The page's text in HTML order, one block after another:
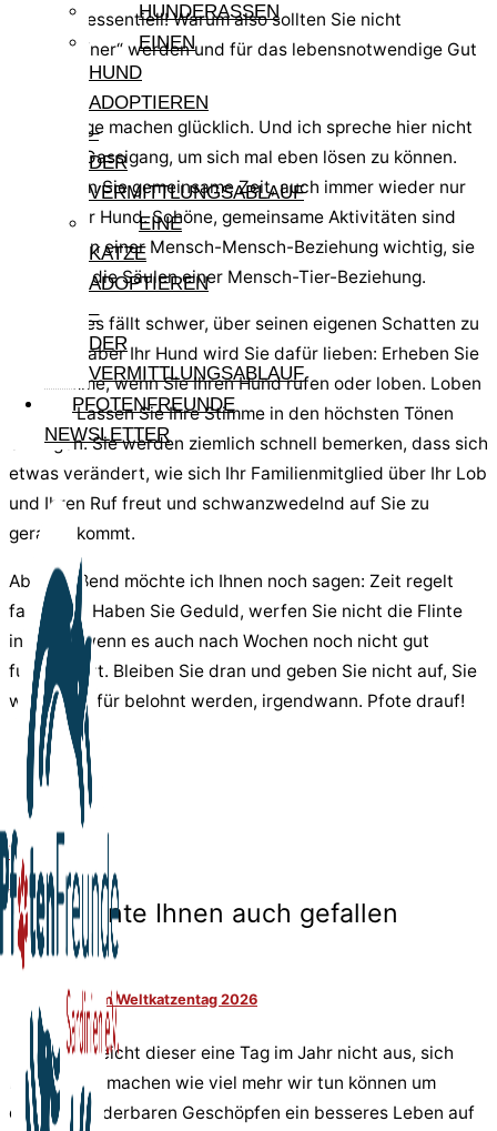
HUNDERASSEN
EINEN
HUND
ADOPTIEREN
–
DER
VERMITTLUNGSABLAUF
EINE
KATZE
ADOPTIEREN
–
DER
VERMITTLUNGSABLAUF
PFOTENFREUNDE
NEWSLETTER
Futter ist essentiell! Warum also sollten Sie nicht
„Dosenöffner“ werden und für das lebensnotwendige Gut
Gassigänge machen glücklich. Und ich spreche hier nicht
von dem Gassigang, um sich mal eben lösen zu können.
Verbringen Sie gemeinsame Zeit, auch immer wieder nur
Sie und Ihr Hund. Schöne, gemeinsame Aktivitäten sind
nicht nur in einer Mensch-Mensch-Beziehung wichtig, sie
sind auch die Säulen einer Mensch-Tier-Beziehung.
Ich weiß, es fällt schwer, über seinen eigenen Schatten zu
springen, aber Ihr Hund wird Sie dafür lieben: Erheben Sie
Ihre Stimme, wenn Sie Ihren Hund rufen oder loben. Loben
Sie viel! Lassen Sie Ihre Stimme in den höchsten Tönen
erklingen. Sie werden ziemlich schnell bemerken, dass sich
etwas verändert, wie sich Ihr Familienmitglied über Ihr Lob
und Ihren Ruf freut und schwanzwedelnd auf Sie zu
gerannt kommt.
Abschließend möchte ich Ihnen noch sagen: Zeit regelt
fast alles. Haben Sie Geduld, werfen Sie nicht die Flinte
ins Korn, wenn es auch nach Wochen noch nicht gut
funktioniert. Bleiben Sie dran und geben Sie nicht auf, Sie
werden dafür belohnt werden, irgendwann. Pfote drauf!
Vorher
nächster
Das könnte Ihnen auch gefallen
Gedanken zum Weltkatzentag 2026
Eigentlich reicht dieser eine Tag im Jahr nicht aus, sich
bewusst zu machen wie viel mehr wir tun können um
diesen wunderbaren Geschöpfen ein besseres Leben auf